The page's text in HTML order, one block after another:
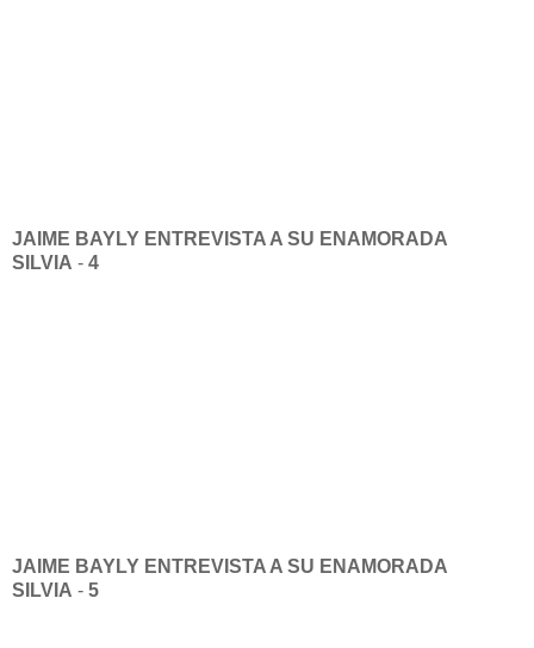
JAIME BAYLY ENTREVISTA A SU ENAMORADA
SILVIA - 4
JAIME BAYLY ENTREVISTA A SU ENAMORADA
SILVIA - 5